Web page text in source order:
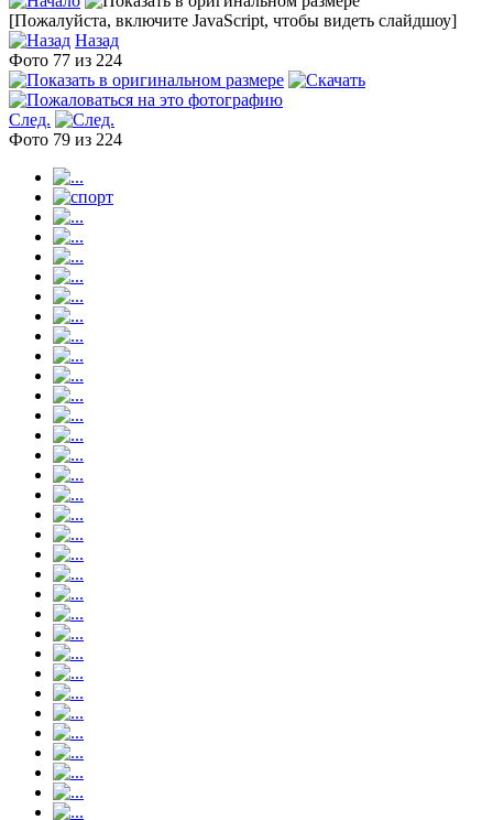
[Пожалуйста, включите JavaScript, чтобы видеть слайдшоу]
Назад
Фото 77 из 224
След.
Фото 79 из 224